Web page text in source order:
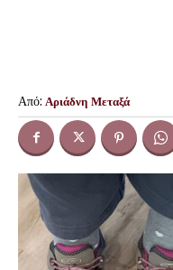
Από: Αριάδνη Μεταξά